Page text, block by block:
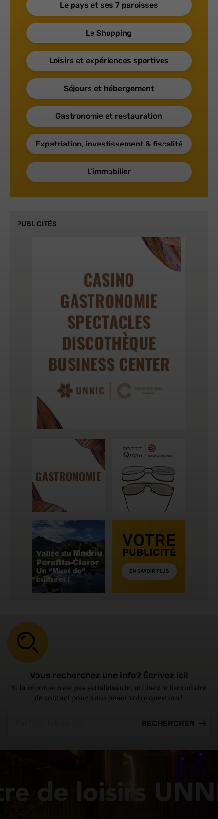
Le pays et ses 7 paroisses
Le Shopping
Loisirs et expériences sportives
Séjours et hébergement
Gastronomie et restauration
Expatriation, investissement & fiscalité
L’immobilier
PUBLICITÉS
Vous recherchez une info? Écrivez ici!
Si la réponse n'est pas satisfaisante, utilisez leformulaire
de contactpour nous poser votre question!